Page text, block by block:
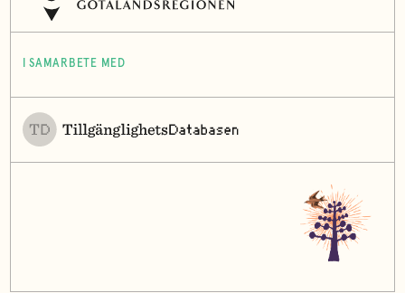
I SAMARBETE MED